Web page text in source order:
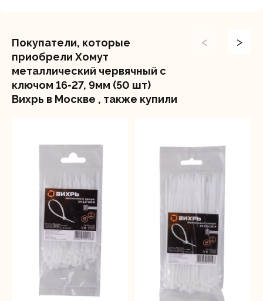
Покупатели, которые
приобрели Хомут
металлический червячный с
ключом 16-27, 9мм (50 шт)
Вихрь в Москве , также купили
< >